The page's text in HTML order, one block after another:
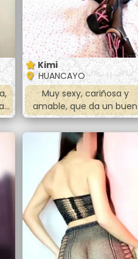
Kimi
HUANCAYO
Muy sexy, cariñosa y
amable, que da un buen
trato.